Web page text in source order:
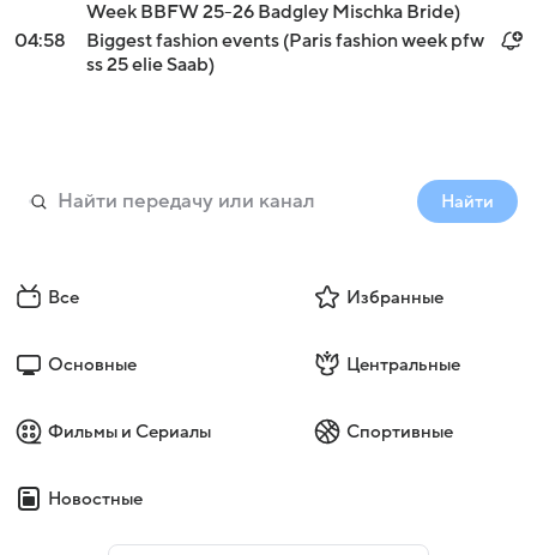
Week BBFW 25-26 Badgley Mischka Bride)
04:58
Biggest fashion events (Paris fashion week pfw
ss 25 elie Saab)
Найти
Все Избранные
Основные Центральные
Фильмы и Сериалы Спортивные
Новостные